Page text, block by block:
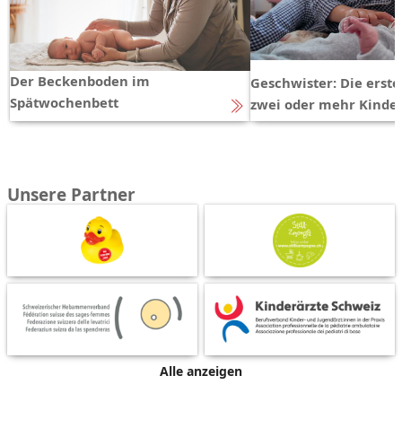
Der Beckenboden im
Spätwochenbett
Geschwister: Die
zwei oder mehr
Unsere Partner
Alle anzeigen